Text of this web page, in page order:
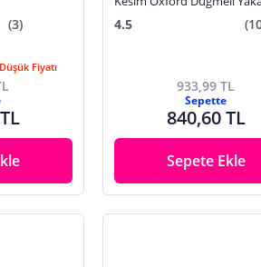
(3)
Fiyatı
Gömlek
4.5
933,99 TL
Sepette
840,60 TL
Sepete Ekle